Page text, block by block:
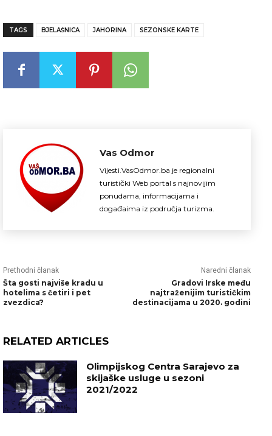
TAGS BJELAŠNICA JAHORINA SEZONSKE KARTE
Vas Odmor
Vijesti.VasOdmor.ba je regionalni
turistički Web portal s najnovijim
ponudama, informacijama i
događaima iz područja turizma.
Prethodni članak
Šta gosti najviše kradu u
hotelima s četiri i pet
zvezdica?
Naredni članak
Gradovi Irske među
najtraženijim turističkim
destinacijama u 2020. godini
RELATED ARTICLES
Olimpijskog Centra Sarajevo za
skijaške usluge u sezoni
2021/2022